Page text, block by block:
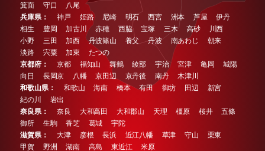
箕面 守口
八尾
兵庫県：
神戸 姫路 尼崎 明石 西宮 洲本 芦屋
伊丹
相生
豊岡 加古川 赤穂 西脇 宝塚 三木 高砂
川西
小野
三田 加西 丹波篠山 養父 丹波 南あわじ
朝来
淡路
宍粟 加東
たつの
京都府：
京都 福知山 舞鶴 綾部 宇治 宮津 亀岡
城陽
向日
長岡京 八幡 京田辺 京丹後 南丹
木津川
和歌山県：
和歌山 海南 橋本 有田 御坊 田辺
新宮
紀の川
岩出
奈良県：
奈良 大和高田 大和郡山 天理 橿原 桜井
五條
御所
生駒 香芝 葛城
宇陀
滋賀県：
大津 彦根 長浜 近江八幡 草津 守山
栗東
甲賀
野洲 湖南 高島 東近江 米原